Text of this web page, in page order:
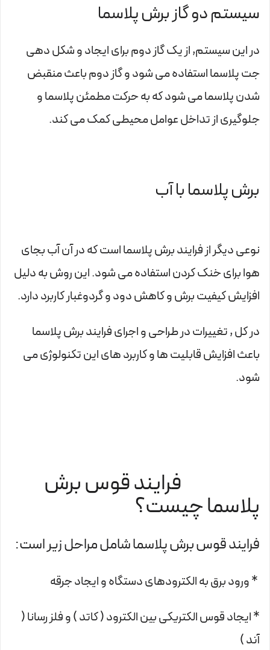
سیستم دو گاز برش پلاسما
در این سیستم, از یک گاز دوم برای ایجاد و شکل دهی
جت پلاسما استفاده می شود و گاز دوم باعث منقبض
شدن پلاسما می شود که به حرکت مطمئن پلاسما و
جلوگیری از تداخل عوامل محیطی کمک می کند.
برش پلاسما با آب
نوعی دیگر از فرایند برش پلاسما است که در آن آب بجای
هوا برای خنک کردن استفاده می شود. این روش به دلیل
افزایش کیفیت برش و کاهش دود و گردوغبار کاربرد دارد.
در کل , تغییرات در طراحی و اجرای فرایند برش پلاسما
باعث افزایش قابلیت ها و کاربرد های این تکنولوژی می
شود.
فرایند قوس برش
پلاسما چیست؟
فرایند قوس برش پلاسما شامل مراحل زیر است:
* ورود برق به الکترودهای دستگاه و ایجاد جرقه
* ایجاد قوس الکتریکی بین الکترود ( کاتد ) و فلز رسانا (
آند )